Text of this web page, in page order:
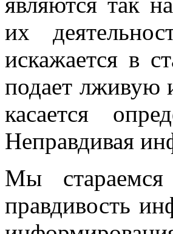
их
искажается в
подает лживую
касается
Неправдивая
Мы стараемся
правдивость